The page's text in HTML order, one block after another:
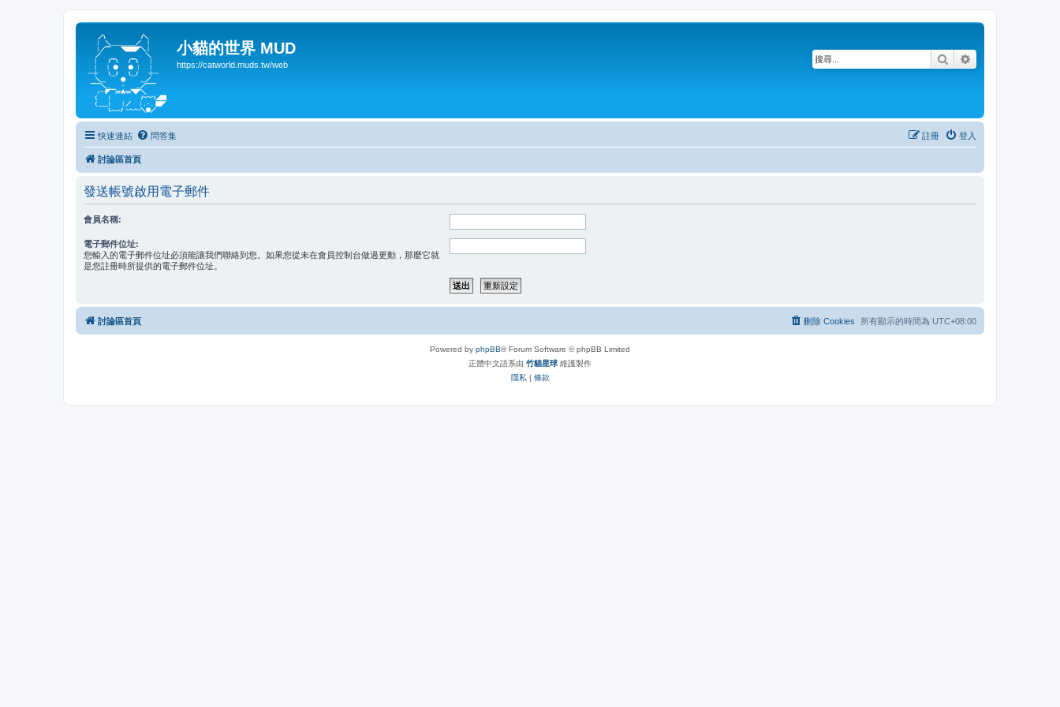
小貓的世界 MUD
https://catworld.muds.tw/web 搜尋
快速連結 問答集 登入
註冊
討論區首頁
發送帳號啟用電子郵件
會員名稱:
電子郵件位址:
您輸入的電子郵件位址必須能讓我們聯絡到您。如果您從未在會員控制台做過更動，那麼它就
是您註冊時所提供的電子郵件位址。
討論區首頁 所有顯示的時間為 UTC+08:00
刪除 Cookies
Powered by phpBB® Forum Software © phpBB Limited
正體中文語系由 竹貓星球 維護製作
隱私 | 條款